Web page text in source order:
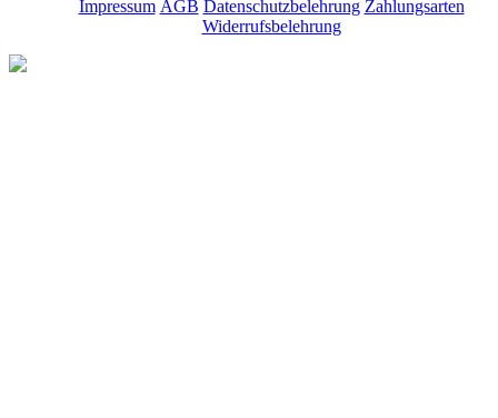
Impressum AGB Datenschutzbelehrung Zahlungsarten
Widerrufsbelehrung